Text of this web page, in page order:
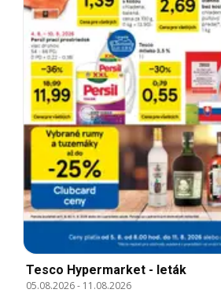
Tesco Hypermarket - leták
05.08.2026- 11.08.2026